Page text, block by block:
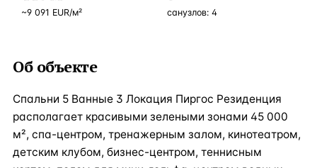
~9 091 EUR/м² санузлов: 4
Об объекте
Спальни 5 Ванные 3 Локация Пиргос Резиденция
располагает красивыми зелеными зонами 45 000
м², спа-центром, тренажерным залом, кинотеатром,
детским клубом, бизнес-центром, теннисным